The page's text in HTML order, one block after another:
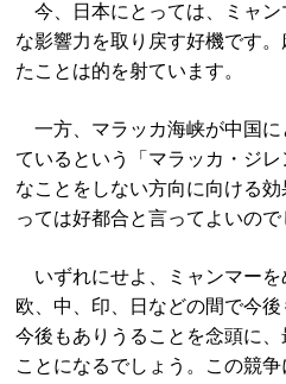
今、日本にとっては、ミャン
な影響力を取り戻す好機です
たことは的を射ています。
一方、マラッカ海峡が中国に
ているという「マラッカ・ジ
なことをしない方向に向ける
っては好都合と言ってよいので
いずれにせよ、ミャンマーを
欧、中、印、日などの間で今
今後もありうることを念頭に
ことになるでしょう。この競